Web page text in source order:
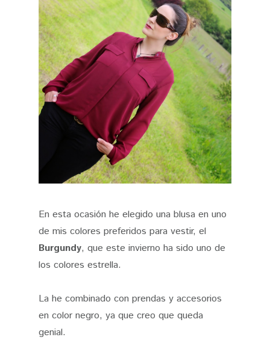
En esta ocasión he elegido una blusa en uno
de mis colores preferidos para vestir, el
Burgundy, que este invierno ha sido uno de
los colores estrella.
La he combinado con prendas y accesorios
en color negro, ya que creo que queda
genial.